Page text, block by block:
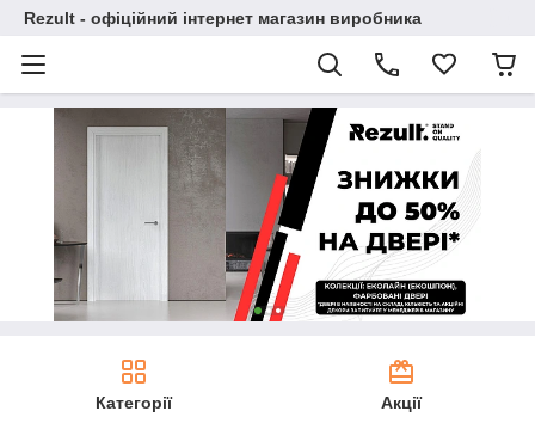
Rezult - офіційний інтернет магазин виробника
Категорії Акції